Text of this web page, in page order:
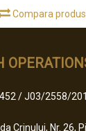
Compara
/ J03/2558/
Crinului, Nr. 26,